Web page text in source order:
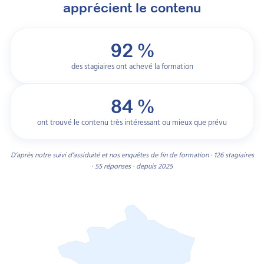
mention psychologie – RNCP 39025 (avec
une licence mention psychologie – RNCP
39023)
38988 (nouvelle fiche) / RNCP 31191
(ancienne fiche)
Orthophoniste – RNCP 38986 (nouvelle
apprécient le contenu
92 %
des stagiaires ont achevé la formation
84 %
ont trouvé le contenu très intéressant ou mieux que prévu
D’après notre suivi d’assiduité et nos enquêtes de fin de formation · 126 stagiaires
· 55 réponses · depuis 2025